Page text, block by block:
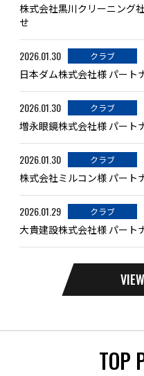
株式会社黒川クリーニング
せ
2026.01.30 クラブ
日本ダム株式会社様 パート
2026.01.30 クラブ
増永眼鏡株式会社様 パート
2026.01.30 クラブ
株式会社ミルコン様 パート
2026.01.29 クラブ
大貴建設株式会社様 パート
TOP